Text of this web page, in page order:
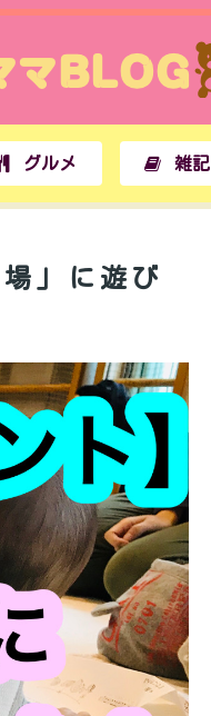
グルメ 雑記
」に遊び